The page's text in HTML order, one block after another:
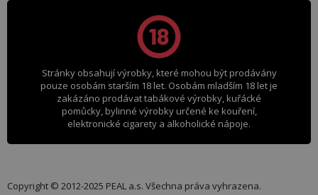
Stránky obsahují výrobky, které mohou být prodávány
pouze osobám starším 18 let. Osobám mladším 18 let je
zakázáno prodávat tabákové výrobky, kuřácké
pomůcky, bylinné výrobky určené ke kouření,
elektronické cigarety a alkoholické nápoje.
Copyright © 2012-2025 PEAL a.s. Všechna práva vyhrazena.